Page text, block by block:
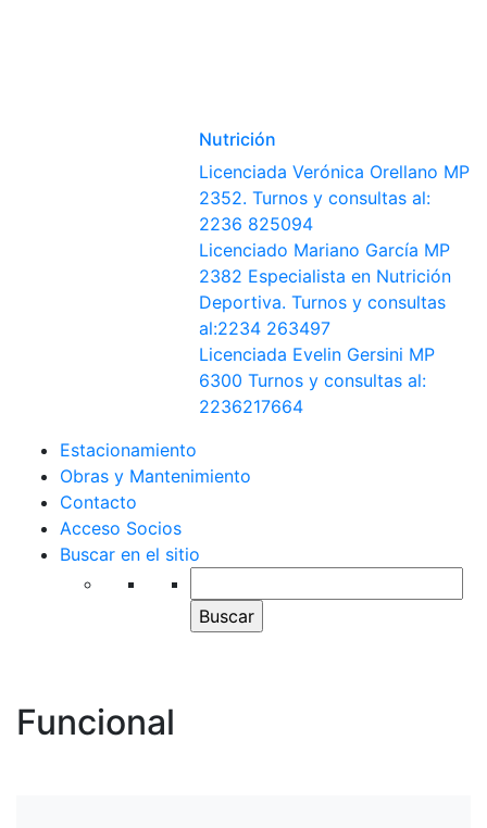
Nutrición
Licenciada Verónica Orellano MP
2352. Turnos y consultas al:
2236 825094
Licenciado Mariano García MP
2382 Especialista en Nutrición
Deportiva. Turnos y consultas
al:2234 263497
Licenciada Evelin Gersini MP
6300 Turnos y consultas al:
2236217664
Estacionamiento
Obras y Mantenimiento
Contacto
Acceso Socios
Buscar en el sitio
Funcional